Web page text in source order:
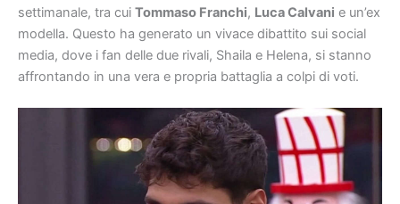
settimanale, tra cui Tommaso Franchi, Luca Calvani e un’ex
modella. Questo ha generato un vivace dibattito sui social
media, dove i fan delle due rivali, Shaila e Helena, si stanno
affrontando in una vera e propria battaglia a colpi di voti.